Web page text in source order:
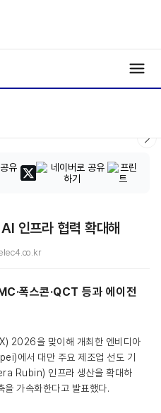
인프라 협력 확대해
폭스콘·QCT 등과 에이전
2026을 맞이해 개최한 엔비디아
에서 대만 주요 제조업 선도 기
Rubin) 인프라 생산을 확대하
가속화한다고 발표했다.